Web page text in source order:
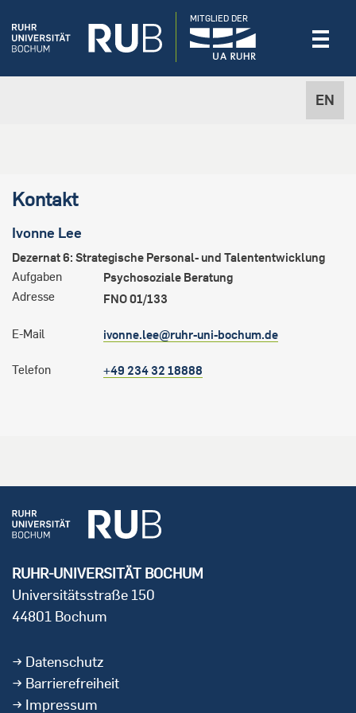
EN
MITGLIED DER
Kontakt
Ivonne Lee
Dezernat 6: Strategische Personal- und Talententwicklung
Aufgaben
Psychosoziale Beratung
Adresse
FNO 01/133
E-Mail ivonne.lee@ruhr-uni-bochum.de
Telefon +49 234 32 18888
RUHR-UNIVERSITÄT BOCHUM
Universitätsstraße 150
44801 Bochum
Datenschutz
Barrierefreiheit
Impressum